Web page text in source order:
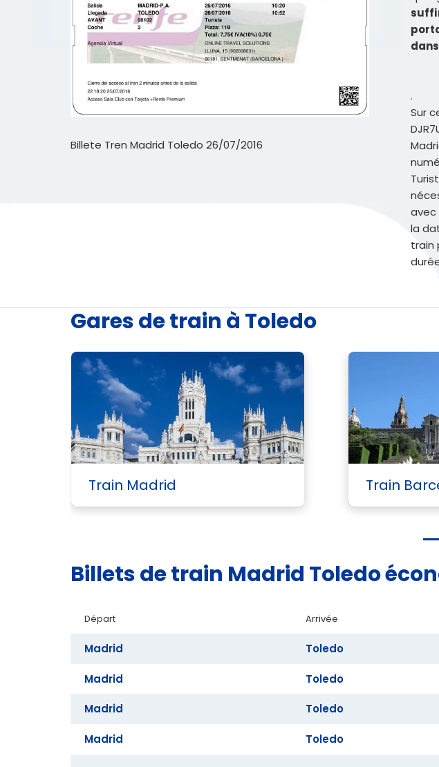
Billete Tren Madrid Toledo 26/07/2016
.
Sur
avec
la
train
Gares de train à Toledo
Train Madrid Train
Billets de train Madrid Toledo
Départ Arrivée
Madrid Toledo
Madrid Toledo
Madrid Toledo
Madrid Toledo